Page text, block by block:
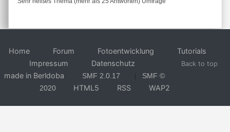
Home Forum Fotoentwicklung
Tutorials
Impressum
Datenschutz Back to top
made in Berldoba SMF 2.0.17
SMF ©
2020
HTML5 RSS WAP2